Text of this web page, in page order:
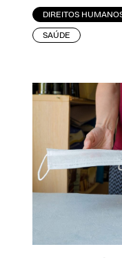
DIREITOS
SAÚDE